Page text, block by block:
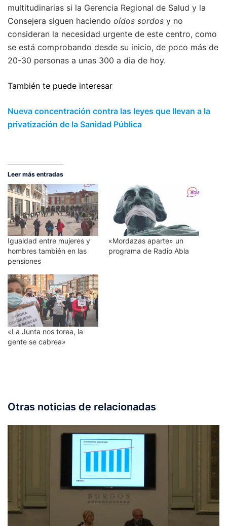
multitudinarias si la Gerencia Regional de Salud y la
Consejera siguen haciendo oídos sordos y no
consideran la necesidad urgente de este centro, como
se está comprobando desde su inicio, de poco más de
20-30 personas a unas 300 a dia de hoy.
También te puede interesar
Nueva concentración contra las leyes que llevan a la
privatización de la Sanidad Pública
Leer más entradas
Igualdad entre mujeres y
hombres también en las
pensiones
«Mordazas aparte» un
programa de Radio Abla
«La Junta nos torea, la
gente se cabrea»
Otras noticias de relacionadas